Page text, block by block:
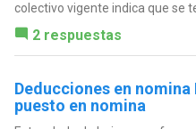
colectivo vigente indica que se
2 respuestas
Deducciones en
puesto en nomina